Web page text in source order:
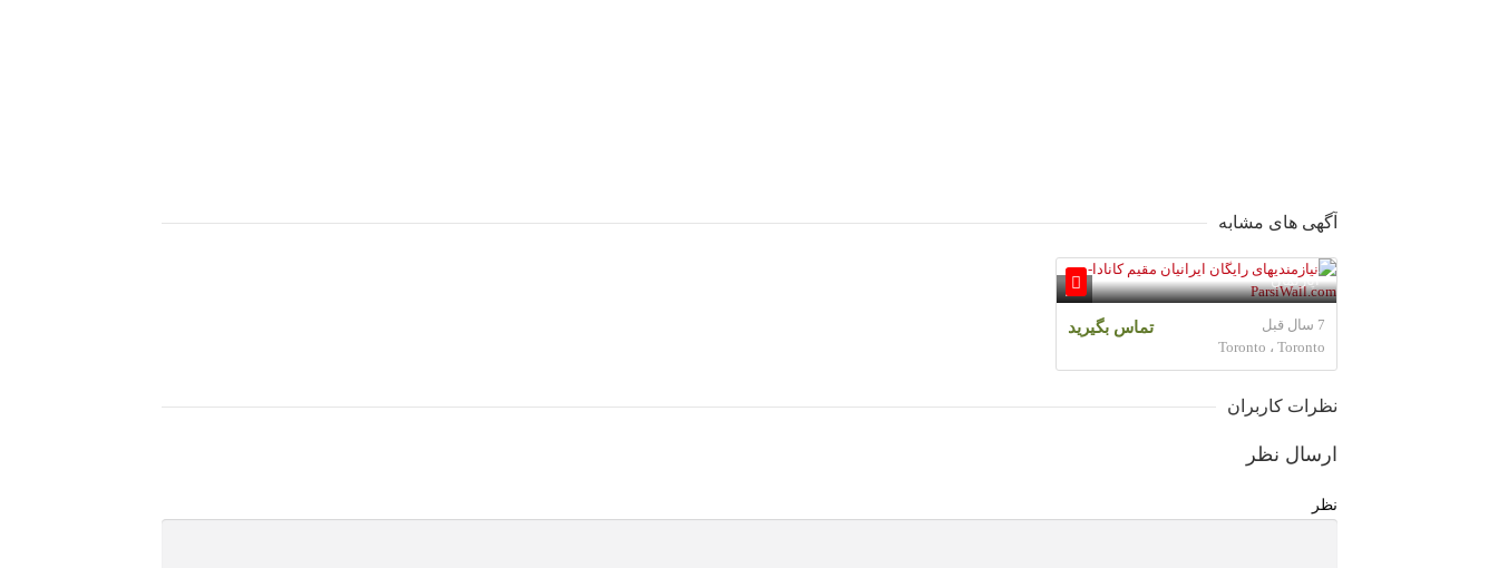
آگهی های مشابه
1
نیازمندیهای رایگان ایرانیان مقیم
کانادا-ParsiWall.com
آپارتمان
تماس بگیرید
7 سال قبل
Toronto ، Toronto
نظرات کاربران
ارسال نظر
نظر